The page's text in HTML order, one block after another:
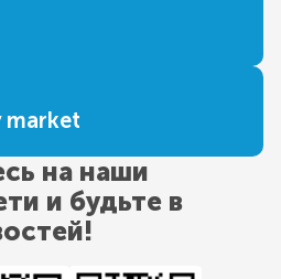
market
на наши
и будьте в